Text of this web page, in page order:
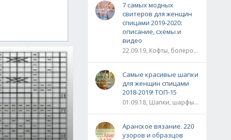
7 самых модных
свитеров для женщин
спицами 2019-2020:
описание, схемы и
видео
22.09.19, Кофты, болеро, жакеты, жилеты, пуловеры и свитера
Самые красивые шапки
для женщин спицами
2018-2019! ТОП-15
01.09.18, Шапки, шарфы, шали, снуды и палантины
Аранское вязание. 220
узоров и образцов